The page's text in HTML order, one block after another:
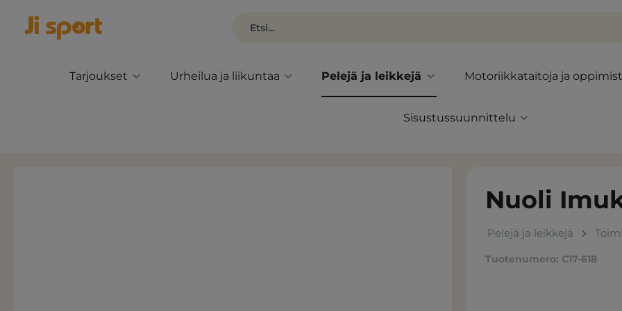
Tarjoukset Urheilua ja liikuntaa Pelejä ja leikkejä Motoriikkataitoja ja
Sisustussuunnittelu
Nuoli
Pelejä ja leikkejä
Tuotenumero: C17-618